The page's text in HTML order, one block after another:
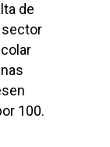
de
sector
100.